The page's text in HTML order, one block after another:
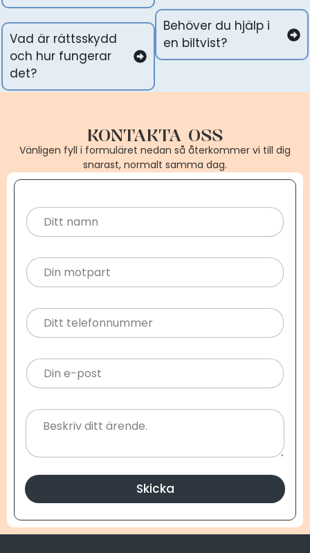
Vad är rättsskydd
och hur fungerar
det?
Behöver du hjälp i
en biltvist?
KONTAKTA OSS
Vänligen fyll i formuläret nedan så återkommer vi till dig
snarast, normalt samma dag.
Skicka